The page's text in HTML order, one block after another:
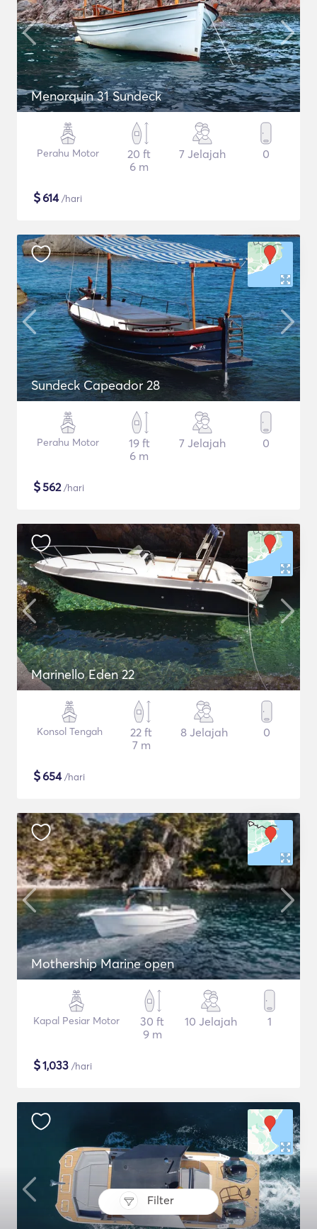
Filter
Menorquin 31 Sundeck
Perahu Motor
20 ft
6 m
7 Jelajah 0
$614/hari
Sundeck Capeador 28
Perahu Motor
19 ft
6 m
7 Jelajah 0
$562/hari
Marinello Eden 22
Konsol Tengah
22 ft
7 m
8 Jelajah 0
$654/hari
Mothership Marine open
Kapal Pesiar Motor
30 ft
9 m
10 Jelajah 1
$1,033 /hari